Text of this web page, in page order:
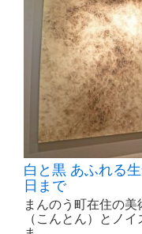
白と黒 あふれる
日まで
まんのう町在住の
（こんとん）とノ